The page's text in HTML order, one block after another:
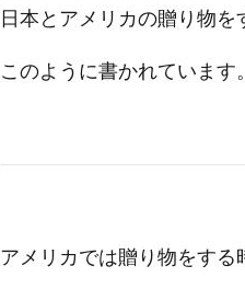
日本とアメリカの贈り物を
このように書かれています。
アメリカでは贈り物をする